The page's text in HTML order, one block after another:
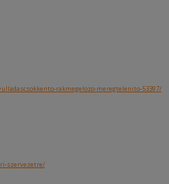
rakmegelozo-meregtelenito-53397/
szervezetre/